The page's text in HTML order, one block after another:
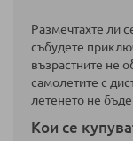
Размечтахте ли
събудете
възрастните не
самолетите с
летенето не
Кои се